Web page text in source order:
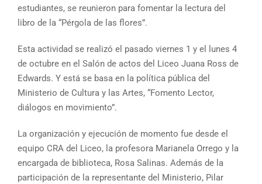
estudiantes, se reunieron para fomentar la lectura del
libro de la “Pérgola de las flores”.
Esta actividad se realizó el pasado viernes 1 y el lunes 4
de octubre en el Salón de actos del Liceo Juana Ross de
Edwards. Y está se basa en la política pública del
Ministerio de Cultura y las Artes, “Fomento Lector,
diálogos en movimiento”.
La organización y ejecución de momento fue desde el
equipo CRA del Liceo, la profesora Marianela Orrego y la
encargada de biblioteca, Rosa Salinas. Además de la
participación de la representante del Ministerio, Pilar